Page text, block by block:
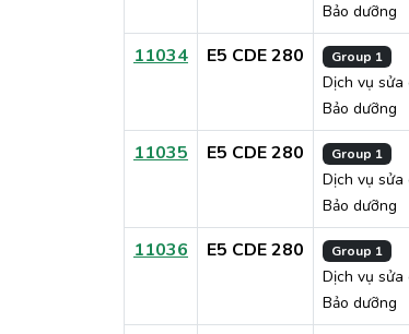
Bảo dưỡng
11034 E5 CDE 280 Group 1
Dịch vụ sửa
Bảo dưỡng
11035 E5 CDE 280 Group 1
Dịch vụ sửa
Bảo dưỡng
11036 E5 CDE 280 Group 1
Dịch vụ sửa
Bảo dưỡng